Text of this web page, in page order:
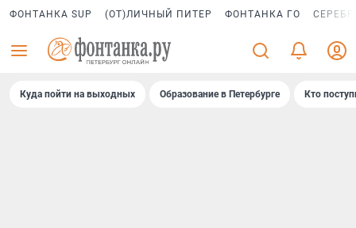
ФОНТАНКА SUP (ОТ)ЛИЧНЫЙ ПИТЕР ФОНТАНКА ГО
Куда пойти на выходных Образование в Петербурге Кто